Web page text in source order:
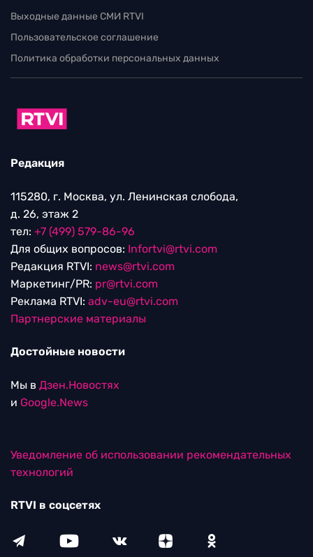
Выходные данные СМИ RTVI
Пользовательское соглашение
Политика обработки персональных данных
Редакция
115280, г. Москва, ул. Ленинская слобода,
д. 26, этаж 2
тел: +7 (499) 579-86-96
Для общих вопросов: Infortvi@rtvi.com
Редакция RTVI: news@rtvi.com
Маркетинг/PR: pr@rtvi.com
Реклама RTVI: adv-eu@rtvi.com
Партнерские материалы
Достойные новости
Мы в Дзен.Новостях
и Google.News
Уведомление об использовании рекомендательных
технологий
RTVI в соцсетях